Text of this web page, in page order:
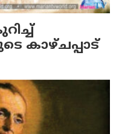
കാഴ്ചപ്പാട്